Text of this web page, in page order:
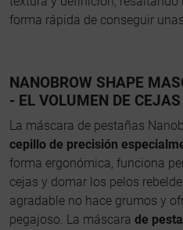
forma rápida de conseguir
NANOBROW SHAPE
- EL VOLUMEN DE
La máscara de pestañas
cepillo de precisión
forma ergonómica, funciona
cejas y domar los pelos
agradable no hace grumos y
pegajoso. La máscara de